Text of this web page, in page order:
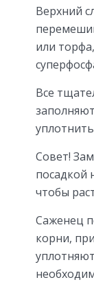
Верхний
или
Все
Совет!
посадкой
чтобы
Саженец
корни,